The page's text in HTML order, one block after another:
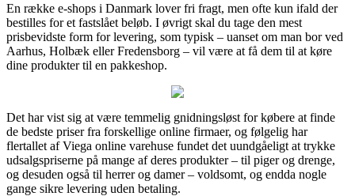
En række e-shops i Danmark lover fri fragt, men ofte kun ifald der
bestilles for et fastslået beløb. I øvrigt skal du tage den mest
prisbevidste form for levering, som typisk – uanset om man bor ved
Aarhus, Holbæk eller Fredensborg – vil være at få dem til at køre
dine produkter til en pakkeshop.
Det har vist sig at være temmelig gnidningsløst for købere at finde
de bedste priser fra forskellige online firmaer, og følgelig har
flertallet af Viega online varehuse fundet det uundgåeligt at trykke
udsalgspriserne på mange af deres produkter – til piger og drenge,
og desuden også til herrer og damer – voldsomt, og endda nogle
gange sikre levering uden betaling.